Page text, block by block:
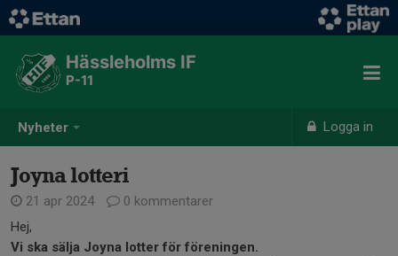
Nyheter Logga in
Hässleholms IF
P-11
Joyna lotteri
21 apr 2024
0 kommentarer
Hej,
Vi ska sälja Joyna lotter för föreningen.